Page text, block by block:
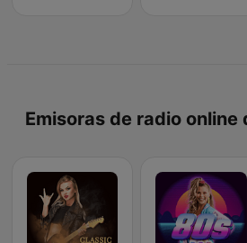
Emisoras de radio online